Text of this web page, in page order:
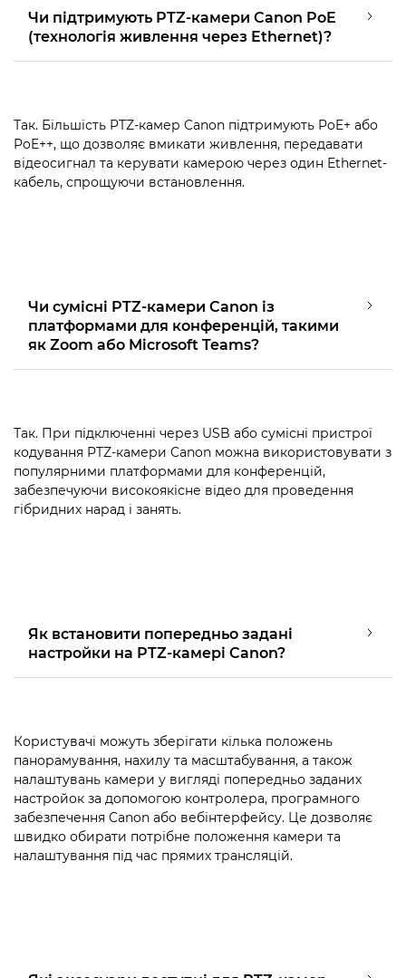
Чи підтримують PTZ-камери Canon PoE
(технологія живлення через Ethernet)?
Так. Більшість PTZ-камер Canon підтримують PoE+ або
PoE++, що дозволяє вмикати живлення, передавати
відеосигнал та керувати камерою через один Ethernet-
кабель, спрощуючи встановлення.
Чи сумісні PTZ-камери Canon із
платформами для конференцій, такими
як Zoom або Microsoft Teams?
Так. При підключенні через USB або сумісні пристрої
кодування PTZ-камери Canon можна використовувати з
популярними платформами для конференцій,
забезпечуючи високоякісне відео для проведення
гібридних нарад і занять.
Як встановити попередньо задані
настройки на PTZ-камері Canon?
Користувачі можуть зберігати кілька положень
панорамування, нахилу та масштабування, а також
налаштувань камери у вигляді попередньо заданих
настройок за допомогою контролера, програмного
забезпечення Canon або вебінтерфейсу. Це дозволяє
швидко обирати потрібне положення камери та
налаштування під час прямих трансляцій.